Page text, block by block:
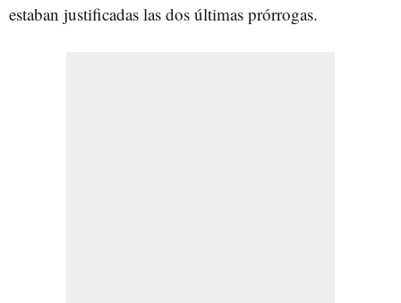
estaban justificadas las dos últimas prórrogas.